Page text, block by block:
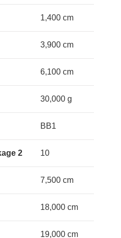
1,400 cm
3,900 cm
6,100 cm
30,000 g
BB1
2 10
7,500 cm
18,000 cm
19,000 cm